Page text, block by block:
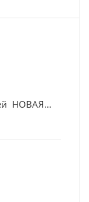
НОВАЯ...